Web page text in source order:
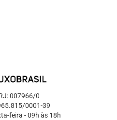
007966/0
0001-39
feira - 09h às 18h